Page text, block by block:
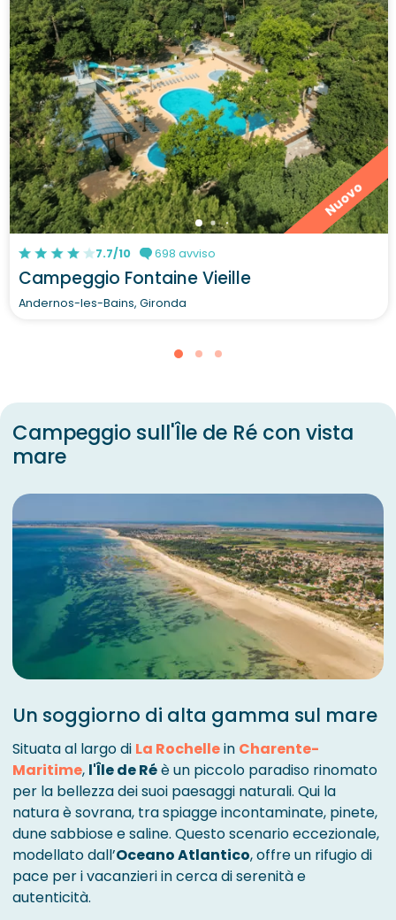
Nuovo
7.7/10 698 avviso
Campeggio Fontaine Vieille
Andernos-les-Bains, Gironda
Campeggio sull'Île de Ré con vista
mare
Un soggiorno di alta gamma sul mare
Situata al largo di La Rochellein Charente-
Maritime, l'Île de Réè un piccolo paradiso rinomato
per la bellezza dei suoi paesaggi naturali. Qui la
natura è sovrana, tra spiagge incontaminate, pinete,
dune sabbiose e saline. Questo scenario eccezionale,
modellato dall’Oceano Atlantico, offre un rifugio di
pace per i vacanzieri in cerca di serenità e
autenticità.